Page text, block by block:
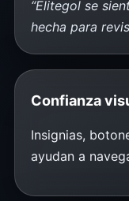
“Elitegol se
hecha para
Confianza
Insignias,
ayudan a